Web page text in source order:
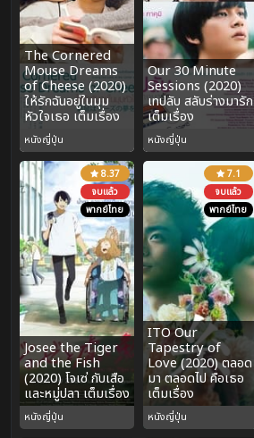
The Cornered
Mouse Dreams
of Cheese (2020)
ให้รักฉันอยู่ในมุม
หัวใจเธอ เต็มเรื่อง
หนังญี่ปุ่น
Our 30 Minute
Sessions (2020)
เทปลับ สลับร่างมารัก
เต็มเรื่อง
หนังญี่ปุ่น
8.37
จบแล้ว
พากย์ไทย
Josee the Tiger
and the Fish
(2020) โจเซ่ กับเสือ
และหมู่ปลา เต็มเรื่อง
หนังญี่ปุ่น
7.1
จบแล้ว
พากย์ไทย
ITO Our
Tapestry of
Love (2020) ตลอด
มา ตลอดไป คือเธอ
เต็มเรื่อง
หนังญี่ปุ่น